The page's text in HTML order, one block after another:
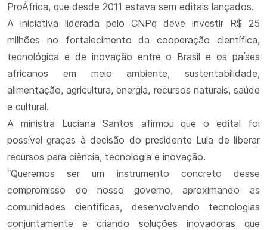
ProÁfrica, que desde 2011 estava sem editais lançados.
A iniciativa liderada pelo CNPq deve investir R$ 25
milhões no fortalecimento da cooperação científica,
tecnológica e de inovação entre o Brasil e os países
africanos em meio ambiente, sustentabilidade,
alimentação, agricultura, energia, recursos naturais, saúde
e cultural.
A ministra Luciana Santos afirmou que o edital foi
possível graças à decisão do presidente Lula de liberar
recursos para ciência, tecnologia e inovação.
“Queremos ser um instrumento concreto desse
compromisso do nosso governo, aproximando as
comunidades científicas, desenvolvendo tecnologias
conjuntamente e criando soluções inovadoras que